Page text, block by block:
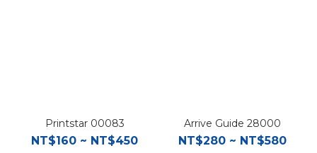
Printstar 00083
NT$160 ~ NT$450
Arrive Guide 28000
NT$280 ~ NT$580